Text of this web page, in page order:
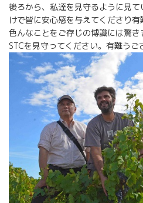
後ろから、私達を見守るように見
けで皆に安心感を与えてくださり有
色んなことをご存じの博識には驚
STCを見守ってください。有難うご